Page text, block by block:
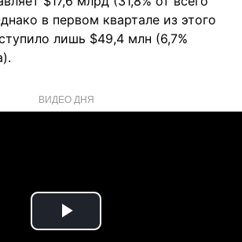
в первом квартале из этого
лишь $49,4 млн (6,7%
ВИДЕО ДНЯ
Play